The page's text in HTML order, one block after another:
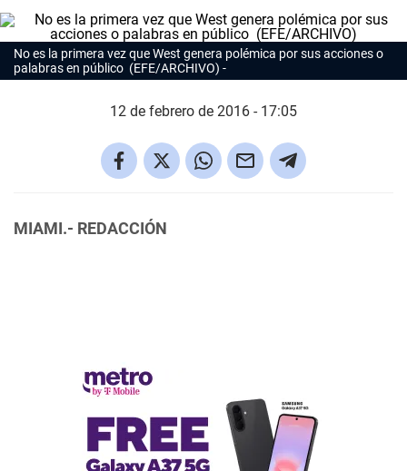
No es la primera vez que West genera polémica por sus acciones o
palabras en público (EFE/ARCHIVO)
12 de febrero de 2016 - 17:05
MIAMI.- REDACCIÓN